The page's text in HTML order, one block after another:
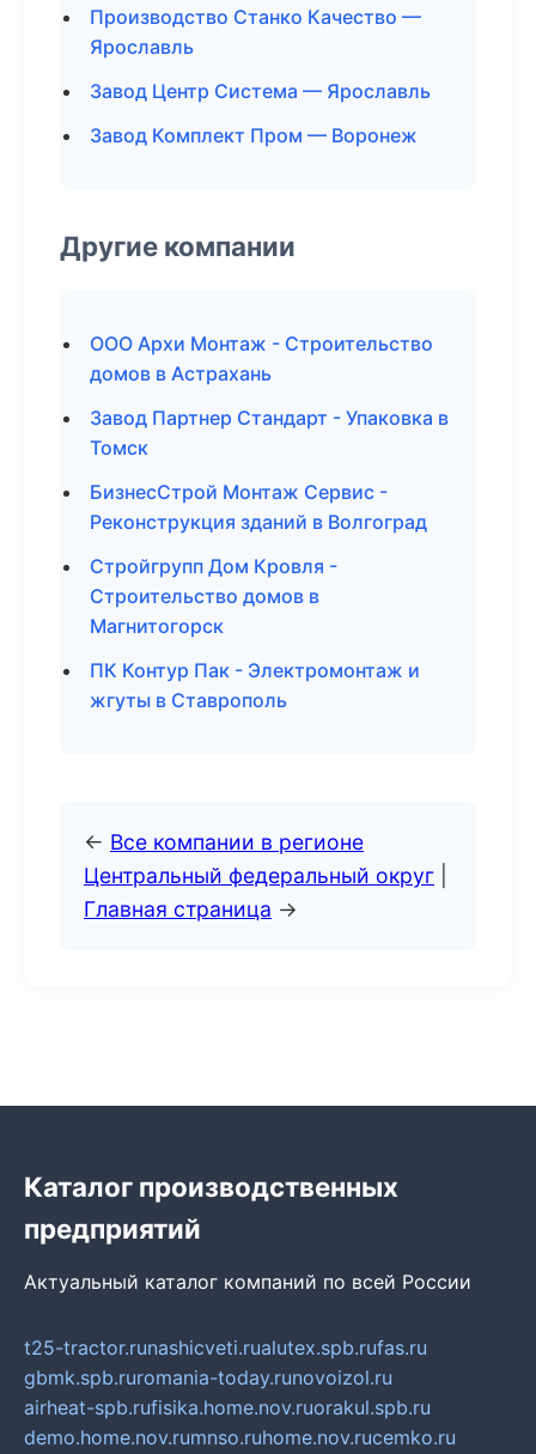
Производство Станко Качество —
Ярославль
Завод Центр Система — Ярославль
Завод Комплект Пром — Воронеж
Другие компании
ООО Архи Монтаж - Строительство
домов в Астрахань
Завод Партнер Стандарт - Упаковка в
Томск
БизнесСтрой Монтаж Сервис -
Реконструкция зданий в Волгоград
Стройгрупп Дом Кровля -
Строительство домов в
Магнитогорск
ПК Контур Пак - Электромонтаж и
жгуты в Ставрополь
← Все компании в регионе
Центральный федеральный округ
Главная страница →
Каталог производственных
предприятий
Актуальный каталог компаний по всей России
t25-tractor.runashicveti.rualutex.spb.rufas.ru
gbmk.spb.ruromania-today.runovoizol.ru
airheat-spb.rufisika.home.nov.ruorakul.spb.ru
demo.home.nov.rumnso.ruhome.nov.rucemko.ru